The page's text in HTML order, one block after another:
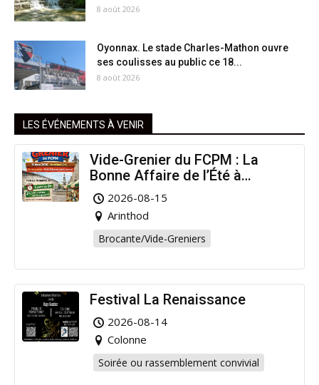
8 août 2026
Oyonnax. Le stade Charles-Mathon ouvre
ses coulisses au public ce 18...
8 août 2026
LES ÉVÉNEMENTS À VENIR
Vide-Grenier du FCPM : La
Bonne Affaire de l’Été à
Arinthod !
2026-08-15
Arinthod
Brocante/Vide-Greniers
Festival La Renaissance
2026-08-14
Colonne
Soirée ou rassemblement convivial